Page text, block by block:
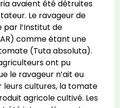
avaient été détruites
Le ravageur de
l’Institut de
comme étant une
(Tuta absoluta).
ont pu
le ravageur n’ait eu
leurs cultures, la tomate
agricole cultivé. Les